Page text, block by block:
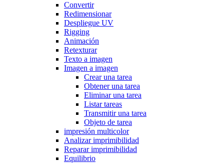
Convertir
Redimensionar
Despliegue UV
Rigging
Animación
Retexturar
Texto a imagen
Imagen a imagen
Crear una tarea
Obtener una tarea
Eliminar una tarea
Listar tareas
Transmitir una tarea
Objeto de tarea
impresión multicolor
Analizar imprimibilidad
Reparar imprimibilidad
Equilibrio